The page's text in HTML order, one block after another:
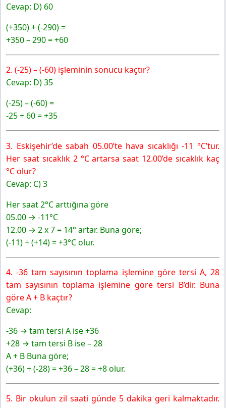
Cevap: D) 60
(+350) + (-290) =
+350 – 290 = +60
2. (-25) – (-60) işleminin sonucu kaçtır?
Cevap: D) 35
(-25) – (-60) =
-25 + 60 = +35
3. Eskişehir’de sabah 05.00’te hava sıcaklığı -11 °C’tur.
Her saat sıcaklık 2 °C artarsa saat 12.00’de sıcaklık kaç
°C olur?
Cevap: C) 3
Her saat 2°C arttığına göre
05.00 → -11°C
12.00 → 2 x 7 = 14° artar. Buna göre;
(-11) + (+14) = +3°C olur.
4. -36 tam sayısının toplama işlemine göre tersi A, 28
tam sayısının toplama işlemine göretersi B’dir. Buna
göre A + B kaçtır?
Cevap:
-36 → tam tersi A ise +36
+28 → tam tersi B ise – 28
A + B Buna göre;
(+36) + (-28) = +36 – 28 = +8 olur.
5. Bir okulun zil saati günde 5 dakika geri kalmaktadır.